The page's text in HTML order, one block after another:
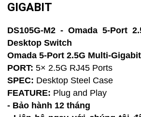
GIGABIT
DS105G-M2 - Omada 5-Port
Desktop Switch
Omada 5-Port 2.5G Multi-
PORT: 5× 2.5G RJ45 Ports
SPEC: Desktop Steel Case
FEATURE: Plug and Play
- Bảo hành 12 tháng